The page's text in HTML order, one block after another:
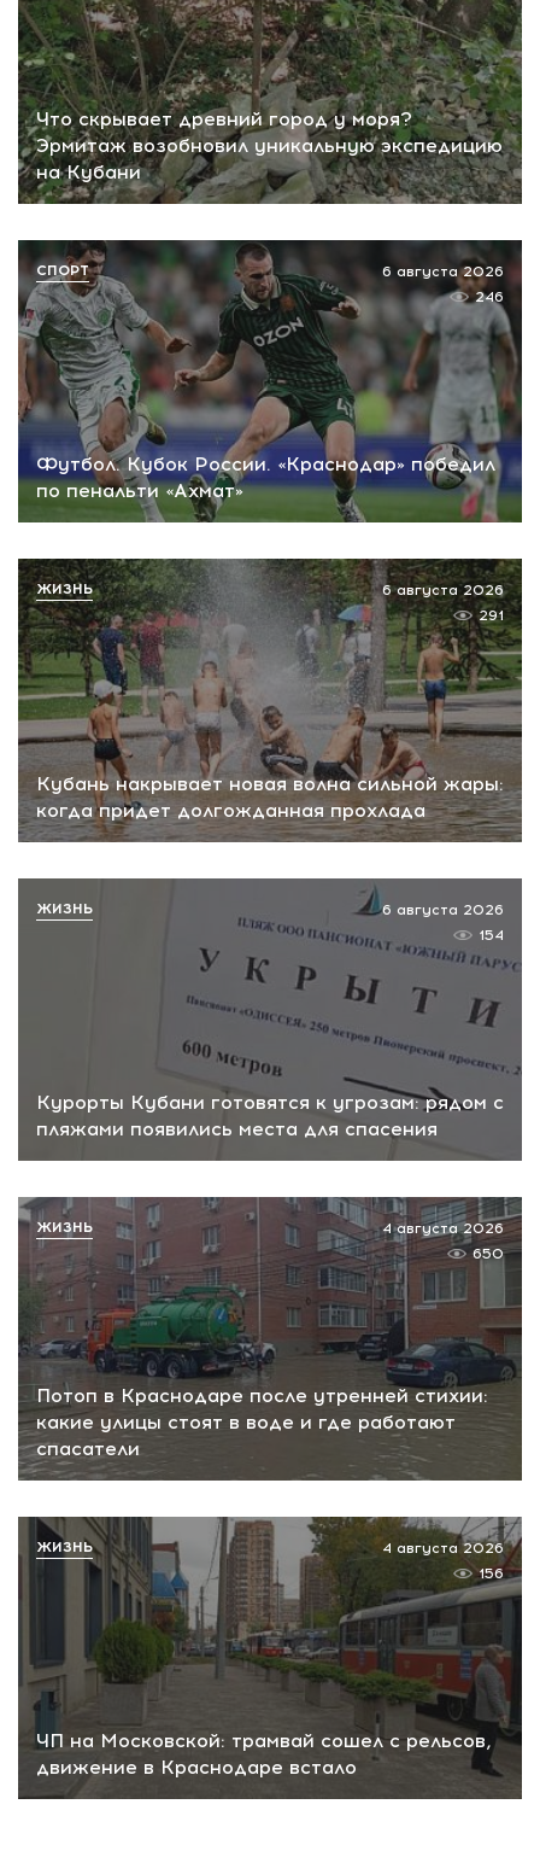
Что скрывает древний город у моря?
Эрмитаж возобновил уникальную экспедицию
на Кубани
Футбол. Кубок России. «Краснодар» победил
по пенальти «Ахмат»
6 августа 2026
246
СПОРТ
Кубань накрывает новая волна сильной жары:
когда придет долгожданная прохлада
6 августа 2026
291
ЖИЗНЬ
Курорты Кубани готовятся к угрозам: рядом с
пляжами появились места для спасения
6 августа 2026
154
ЖИЗНЬ
Потоп в Краснодаре после утренней стихии:
какие улицы стоят в воде и где работают
спасатели
4 августа 2026
650
ЖИЗНЬ
ЧП на Московской: трамвай сошел с рельсов,
движение в Краснодаре встало
4 августа 2026
156
ЖИЗНЬ